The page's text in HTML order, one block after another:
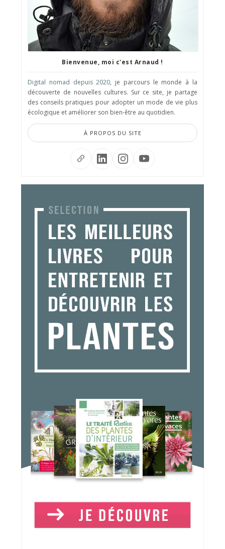
Bienvenue, moi c'est Arnaud !
Digital nomad depuis 2020, je parcours le monde à la
découverte de nouvelles cultures. Sur ce site, je partage
des conseils pratiques pour adopter un mode de vie plus
écologique et améliorer son bien-être au quotidien.
À PROPOS DU SITE